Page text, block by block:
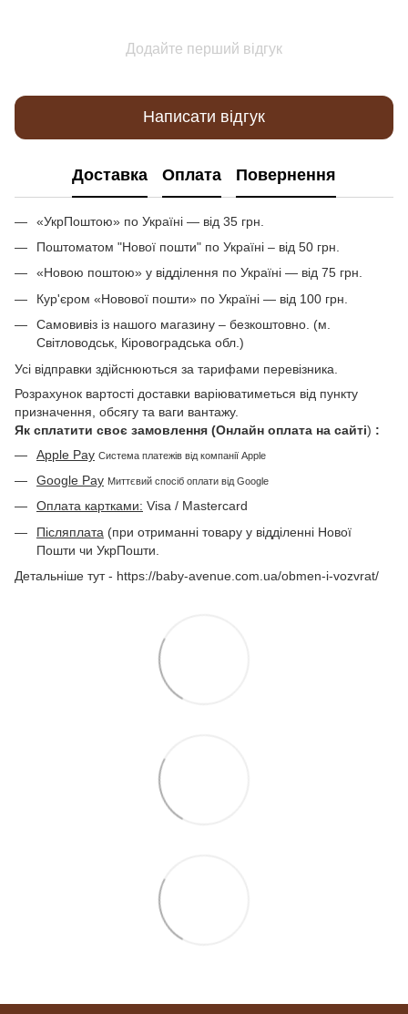
Додайте перший відгук
Написати відгук
Доставка Оплата Повернення
«УкрПоштою» по Україні — від 35 грн.
Поштоматом "Нової пошти" по Україні – від 50 грн.
«Новою поштою» у відділення по Україні — від 75 грн.
Кур'єром «Новової пошти» по Україні — від 100 грн.
Самовивіз із нашого магазину – безкоштовно. (м.
Світловодськ, Кіровоградська обл.)
Усі відправки здійснюються за тарифами перевізника.
Розрахунок вартості доставки варіюватиметься від пункту
призначення, обсягу та ваги вантажу.
Як сплатити своє замовлення (Онлайн оплата на сайті) :
Apple Pay Система платежів від компанії Apple
Google Pay Миттєвий спосіб оплати від Google
Оплата картками: Visa / Mastercard
Післяплата (при отриманні товару у відділенні Нової
Пошти чи УкрПошти.
Детальніше тут - https://baby-avenue.com.ua/obmen-i-vozvrat/